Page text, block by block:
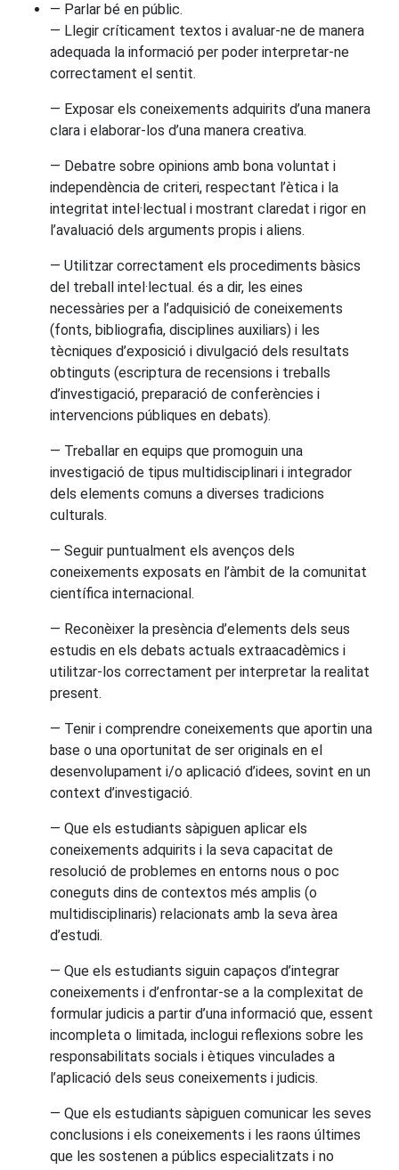
— Parlar bé en públic.
— Llegir críticament textos i avaluar-ne de manera
adequada la informació per poder interpretar-ne
correctament el sentit.
— Exposar els coneixements adquirits d’una manera
clara i elaborar-los d’una manera creativa.
— Debatre sobre opinions amb bona voluntat i
independència de criteri, respectant l’ètica i la
integritat intel·lectual i mostrant claredat i rigor en
l’avaluació dels arguments propis i aliens.
— Utilitzar correctament els procediments bàsics
del treball intel·lectual. és a dir, les eines
necessàries per a l’adquisició de coneixements
(fonts, bibliografia, disciplines auxiliars) i les
tècniques d’exposició i divulgació dels resultats
obtinguts (escriptura de recensions i treballs
d’investigació, preparació de conferències i
intervencions públiques en debats).
— Treballar en equips que promoguin una
investigació de tipus multidisciplinari i integrador
dels elements comuns a diverses tradicions
culturals.
— Seguir puntualment els avenços dels
coneixements exposats en l’àmbit de la comunitat
científica internacional.
— Reconèixer la presència d’elements dels seus
estudis en els debats actuals extraacadèmics i
utilitzar-los correctament per interpretar la realitat
present.
— Tenir i comprendre coneixements que aportin una
base o una oportunitat de ser originals en el
desenvolupament i/o aplicació d’idees, sovint en un
context d’investigació.
— Que els estudiants sàpiguen aplicar els
coneixements adquirits i la seva capacitat de
resolució de problemes en entorns nous o poc
coneguts dins de contextos més amplis (o
multidisciplinaris) relacionats amb la seva àrea
d’estudi.
— Que els estudiants siguin capaços d’integrar
coneixements i d’enfrontar-se a la complexitat de
formular judicis a partir d’una informació que, essent
incompleta o limitada, inclogui reflexions sobre les
responsabilitats socials i ètiques vinculades a
l’aplicació dels seus coneixements i judicis.
— Que els estudiants sàpiguen comunicar les seves
conclusions i els coneixements i les raons últimes
que les sostenen a públics especialitzats i no